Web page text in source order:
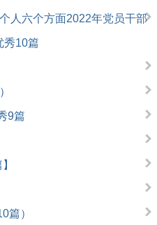
人六个方面2022年党员干部
秀10篇
9篇
篇）